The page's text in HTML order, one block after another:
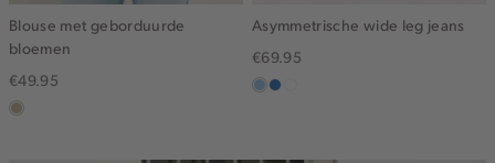
Blouse met geborduurde
bloemen
€49.95
lichtzand
Asymmetrische wide leg jeans
€69.95
blauw,blauw,